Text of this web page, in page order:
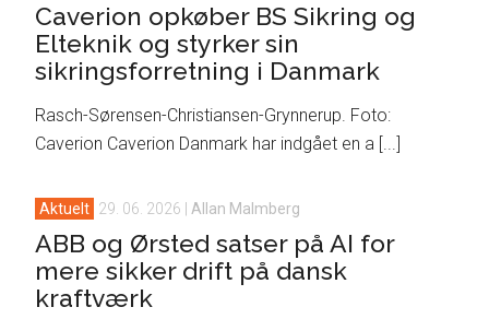
Caverion opkøber BS Sikring og
Elteknik og styrker sin
sikringsforretning i Danmark
Rasch-Sørensen-Christiansen-Grynnerup. Foto:
Caverion Caverion Danmark har indgået en a [...]
Aktuelt 29. 06. 2026 Allan Malmberg
ABB og Ørsted satser på AI for
mere sikker drift på dansk
kraftværk